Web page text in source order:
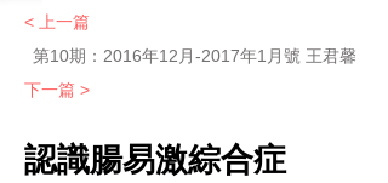
< 上一篇
第10期： 2016年12月-2017年1月號 王君馨
下一篇 >
認識腸易激綜合症